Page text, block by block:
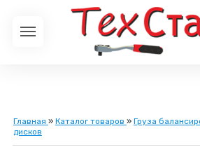
Главная » Каталог товаров » Груза
дисков